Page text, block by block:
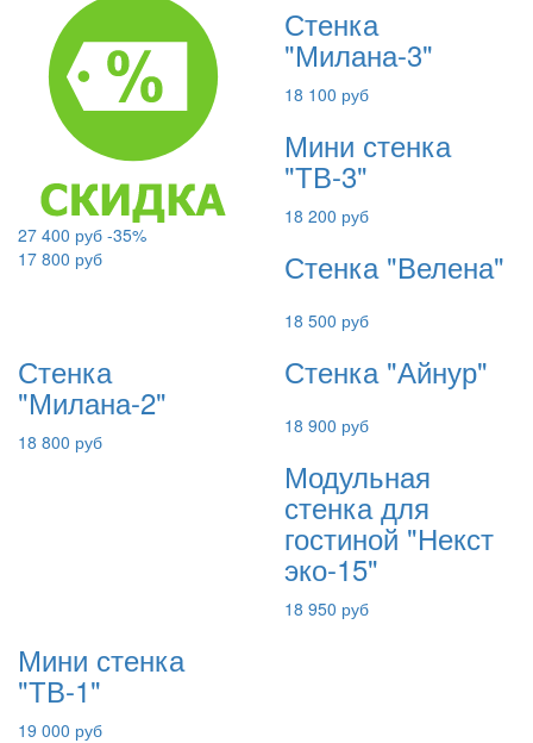
27 400 руб -35%
17 800 руб
Стенка
"Милана-3"
18 100 руб
Мини стенка
"ТВ-3"
18 200 руб
Стенка "Велена"
18 500 руб
Стенка
"Милана-2"
18 800 руб
Стенка "Айнур"
18 900 руб
Модульная
стенка для
гостиной "Некст
эко-15"
18 950 руб
Мини стенка
"ТВ-1"
19 000 руб